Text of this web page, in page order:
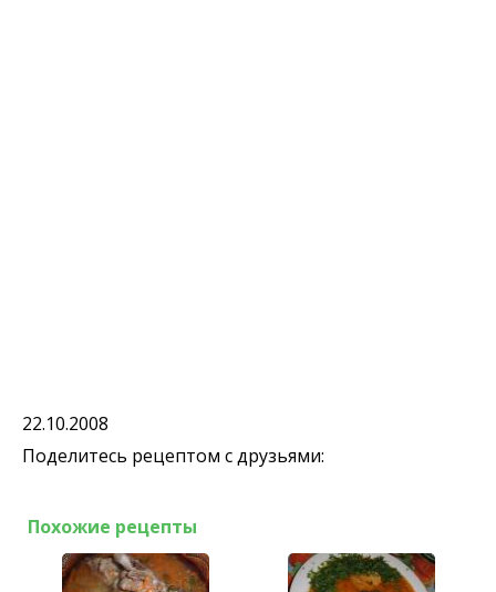
22.10.2008
Поделитесь рецептом с друзьями:
Похожие рецепты